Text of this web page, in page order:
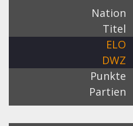
Nation
Titel
ELO
DWZ
Punkte
Partien